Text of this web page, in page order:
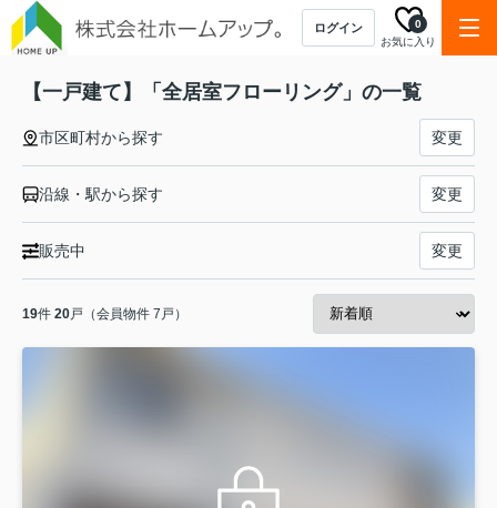
ログイン
お気に入り
0
【一戸建て】「全居室フローリング」の一覧
市区町村から探す 変更
沿線・駅から探す 変更
販売中 変更
19件 20戸（会員物件 7戸）